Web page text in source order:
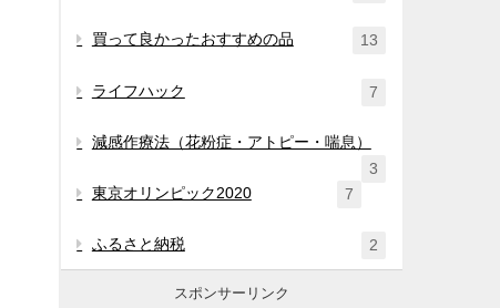
買って良かったおすすめの品 13
ライフハック 7
減感作療法（花粉症・アトピー・喘息）
3
東京オリンピック2020
7
ふるさと納税 2
スポンサーリンク